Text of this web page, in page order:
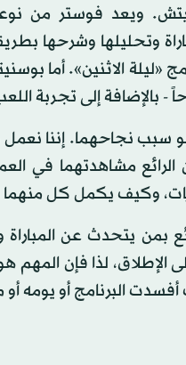
ويعد فوستر من
وتحليلها وشرحها
«ليلة الاثنين». أما
- بالإضافة إلى تجربة
سبب نجاحهما. إننا
الرائع مشاهدتهما في
وكيف يكمل كل
بمن يتحدث عن
لذا فإن
البرنامج أو يومه أو